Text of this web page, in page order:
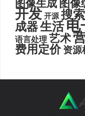
图像生成 图像
开发 开源 搜索
成器生活电
语言处理 艺术
费用定价 资源